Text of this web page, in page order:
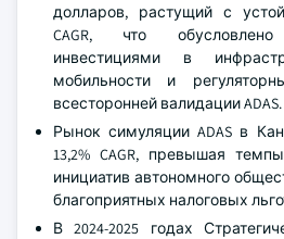
долларов, растущий с
CAGR, что
инвестициями в
мобильности и
всесторонней валидации ADAS.
Рынок симуляции ADAS в
13,2% CAGR, превышая
инициатив автономного
благоприятных налоговых
В 2024-2025 годах